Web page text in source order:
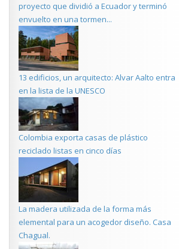
proyecto que dividió a Ecuador y terminó
envuelto en una tormen...
13 edificios, un arquitecto: Alvar Aalto entra
en la lista de la UNESCO
Colombia exporta casas de plástico
reciclado listas en cinco días
La madera utilizada de la forma más
elemental para un acogedor diseño. Casa
Chagual.